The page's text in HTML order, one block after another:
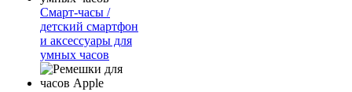
Смарт-часы /
детский смартфон
и аксессуары для
умных часов